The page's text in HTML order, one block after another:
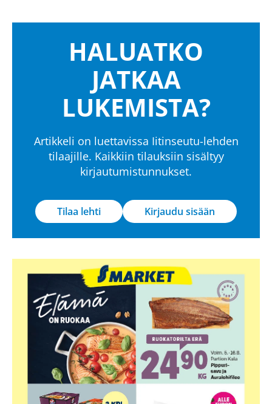
HALUATKO
JATKAA
LUKEMISTA?
Artikkeli on luettavissa Iitinseutu-lehden
tilaajille. Kaikkiin tilauksiin sisältyy
kirjautumistunnukset.
Tilaa lehti Kirjaudu sisään